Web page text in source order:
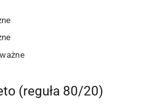
(reguła 80/20)